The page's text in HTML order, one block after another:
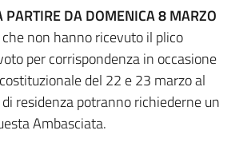
PARTIRE DA DOMENICA 8 MARZO
non hanno ricevuto il plico
per corrispondenza in occasione
del 22 e 23 marzo al
residenza potranno richiederne un
Ambasciata.